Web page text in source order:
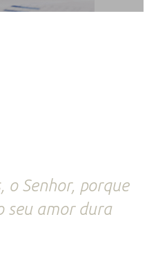
o Senhor, porque
seu amor dura